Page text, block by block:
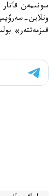
سونىمەن
قىزمەتتەر»